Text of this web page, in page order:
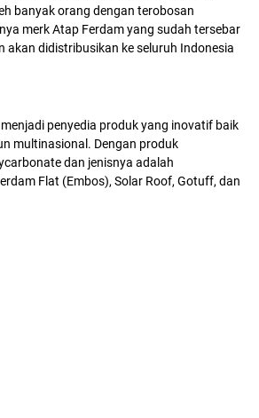
banyak orang dengan terobosan
merk Atap Ferdam yang sudah tersebar
akan didistribusikan ke seluruh Indonesia
penyedia produk yang inovatif baik
multinasional. Dengan produk
dan jenisnya adalah
Flat (Embos), Solar Roof, Gotuff, dan